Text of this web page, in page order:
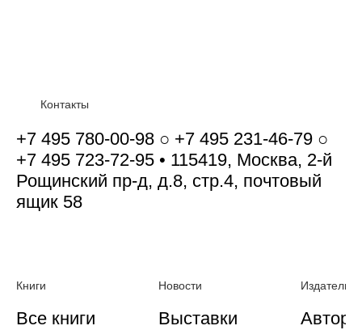
Контакты
+7 495 780-00-98 ○ +7 495 231-46-79 ○
+7 495 723-72-95 • 115419, Москва, 2-й
Рощинский пр-д, д.8, стр.4, почтовый
ящик 58
Книги
Все книги
Новости
Выставки